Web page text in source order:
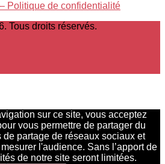
Politique de confidentialité
Tous droits réservés.
sur ce site, vous acceptez
vous permettre de partager du
partage de réseaux sociaux et
l'audience. Sans l’apport de
de notre site seront limitées.